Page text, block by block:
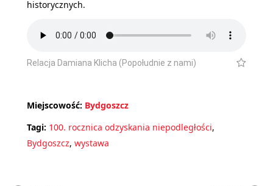
historycznych.
Relacja Damiana Klicha (Popołudnie z nami)
Miejscowość: Bydgoszcz
Tagi: 100. rocznica odzyskania niepodległości,
Bydgoszcz, wystawa